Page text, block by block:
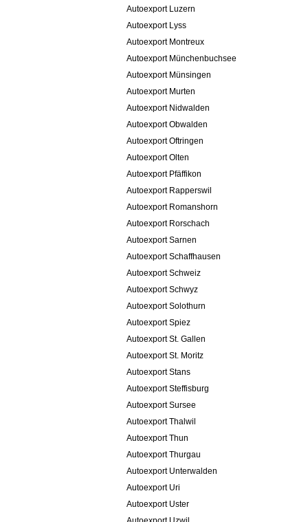
Autoexport Luzern
Autoexport Lyss
Autoexport Montreux
Autoexport Münchenbuchsee
Autoexport Münsingen
Autoexport Murten
Autoexport Nidwalden
Autoexport Obwalden
Autoexport Oftringen
Autoexport Olten
Autoexport Pfäffikon
Autoexport Rapperswil
Autoexport Romanshorn
Autoexport Rorschach
Autoexport Sarnen
Autoexport Schaffhausen
Autoexport Schweiz
Autoexport Schwyz
Autoexport Solothurn
Autoexport Spiez
Autoexport St. Gallen
Autoexport St. Moritz
Autoexport Stans
Autoexport Steffisburg
Autoexport Sursee
Autoexport Thalwil
Autoexport Thun
Autoexport Thurgau
Autoexport Unterwalden
Autoexport Uri
Autoexport Uster